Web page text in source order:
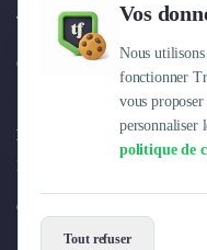
Vos
Nous utilisons
fonctionner
vous proposer
personnaliser
politique de
Tout refuser
Tarifs
Centre d'aide
Entreprise
Pourquoi Trustfolio ?
Offres d'emploi